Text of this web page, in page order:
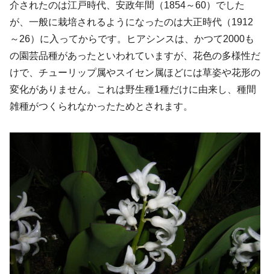
介されたのは江戸時代、安政年間（1854～60）でした
が、一般に栽培されるようになったのは大正時代（1912
～26）に入ってからです。ヒアシンスは、かつて2000も
の園芸品種があったといわれていますが、花色の多様性だ
けで、チューリップ属やスイセン属ほどには草姿や花形の
変化がありません。これは野生種1種だけに由来し、種間
雑種がつくられなかったためとされます。